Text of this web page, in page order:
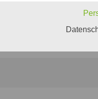
zu unseren